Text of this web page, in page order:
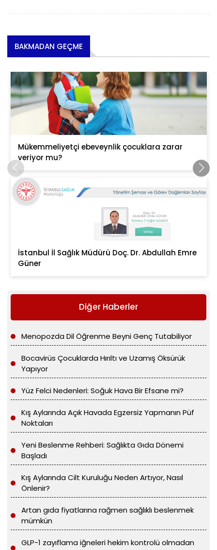
BAKMADAN GEÇME
Mükemmeliyetçi ebeveynlik çocuklara zarar
veriyor mu?
İstanbul İl Sağlık Müdürü Doç. Dr. Abdullah Emre
Güner
Diğer Haberler
Menopozda Dil Öğrenme Beyni Genç Tutabiliyor
Bocavirüs Çocuklarda Hırıltı ve Uzamış Öksürük
Yapıyor
Yüz Felci Nedenleri: Soğuk Hava Bir Efsane mi?
Kış Aylarında Açık Havada Egzersiz Yapmanın Püf
Noktaları
Yeni Beslenme Rehberi: Sağlıkta Gıda Dönemi
Başladı
Kış Aylarında Cilt Kuruluğu Neden Artıyor, Nasıl
Önlenir?
Artan gıda fiyatlarına rağmen sağlıklı beslenmek
mümkün
GLP-1 zayıflama iğneleri hekim kontrolü olmadan